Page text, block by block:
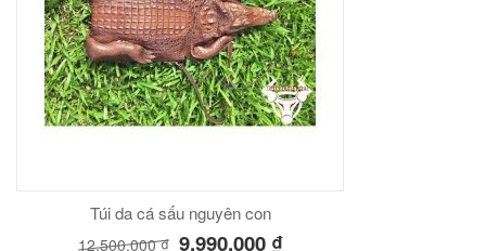
Túi da cá sấu nguyên con
12,500,000₫ 9,990,000 ₫